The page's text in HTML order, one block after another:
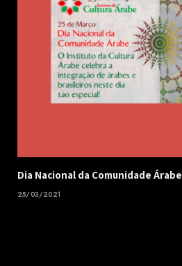
Dia Nacional da Comunidade Árabe
25/03/2021